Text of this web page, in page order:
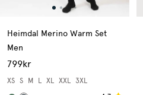
Heimdal Merino Warm Set
Men
799kr
XS S M L XL XXL
3XL